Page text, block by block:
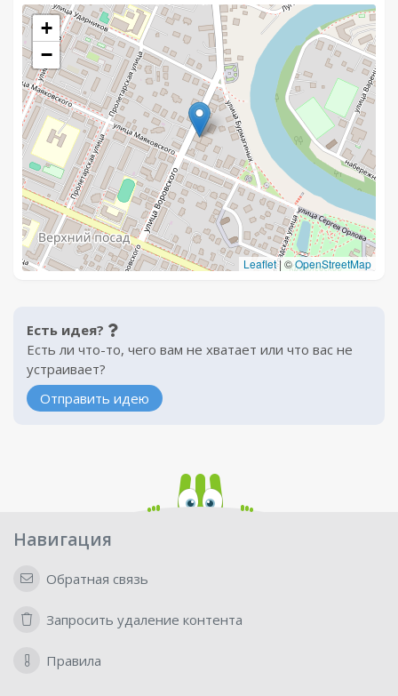
+
−
Leaflet| ©OpenStreetMap
Есть идея?
Есть ли что-то, чего вам не хватает или что вас не
устраивает?
Отправить идею
Навигация
Обратная связь
Запросить удаление контента
Правила